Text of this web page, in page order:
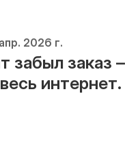
2026 г.
забыл заказ
интернет.